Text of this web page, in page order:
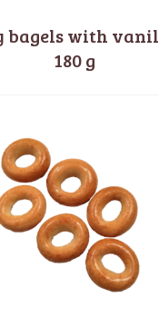
bagels with
180 g